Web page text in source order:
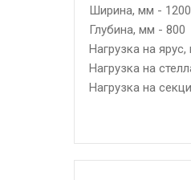
Ширина, мм - 1200
Глубина, мм - 800
Нагрузка на ярус,
Нагрузка на
Нагрузка на